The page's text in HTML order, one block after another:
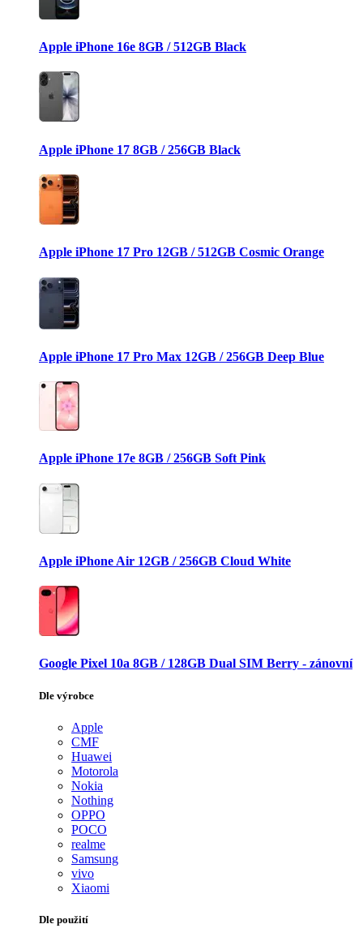
Apple iPhone 16e 8GB / 512GB Black
Apple iPhone 17 8GB / 256GB Black
Apple iPhone 17 Pro 12GB / 512GB Cosmic Orange
Apple iPhone 17 Pro Max 12GB / 256GB Deep Blue
Apple iPhone 17e 8GB / 256GB Soft Pink
Apple iPhone Air 12GB / 256GB Cloud White
Google Pixel 10a 8GB / 128GB Dual SIM Berry - zánovní
Dle výrobce
Apple
CMF
Huawei
Motorola
Nokia
Nothing
OPPO
POCO
realme
Samsung
vivo
Xiaomi
Dle použití